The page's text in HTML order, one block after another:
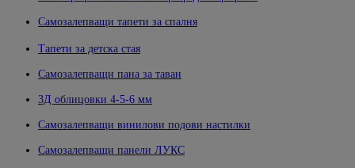
Самозалепващи тапети за спалня
Тапети за детска стая
Самозалепващи пана за таван
3Д облицовки 4-5-6 мм
Самозалепващи винилови подови настилки
Самозалепващи панели ЛУКС